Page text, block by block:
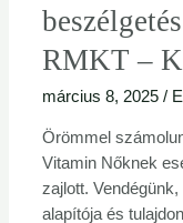
RMKT –
március 8, 2025 /
Örömmel
Vitamin Nőknek
zajlott.
alapítója és